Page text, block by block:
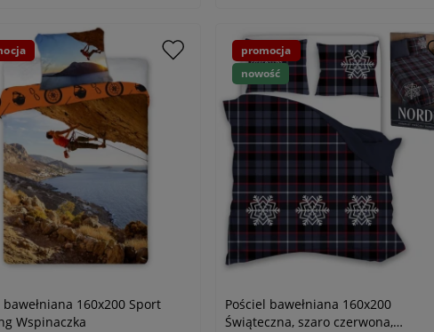
bawełniana 160x200 Sport
Wspinaczka
Pościel bawełniana 160x200
Świąteczna, szaro czerwona,
promocja
nowość